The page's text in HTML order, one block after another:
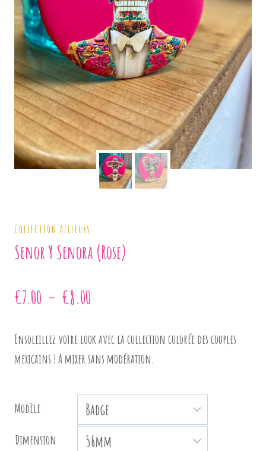
COLLECTION AILLEURS
Senor Y Senora (rose)
€7.00 – €8.00
prix :
à
€8.00
Ensoleillez votre look avec la collection colorée des couples
mexicains ! A mixer sans modération.
Modèle
Dimension